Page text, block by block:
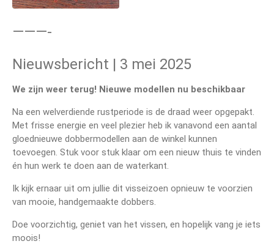
———-
Nieuwsbericht | 3 mei 2025
We zijn weer terug! Nieuwe modellen nu beschikbaar
Na een welverdiende rustperiode is de draad weer opgepakt.
Met frisse energie en veel plezier heb ik vanavond een aantal
gloednieuwe dobbermodellen aan de winkel kunnen
toevoegen. Stuk voor stuk klaar om een nieuw thuis te vinden
én hun werk te doen aan de waterkant.
Ik kijk ernaar uit om jullie dit visseizoen opnieuw te voorzien
van mooie, handgemaakte dobbers.
Doe voorzichtig, geniet van het vissen, en hopelijk vang je iets
moois!